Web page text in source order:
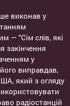
виконав у
— "Сім слів, які
закінчення
у
його виправдав,
який з огляду
радіостанцій